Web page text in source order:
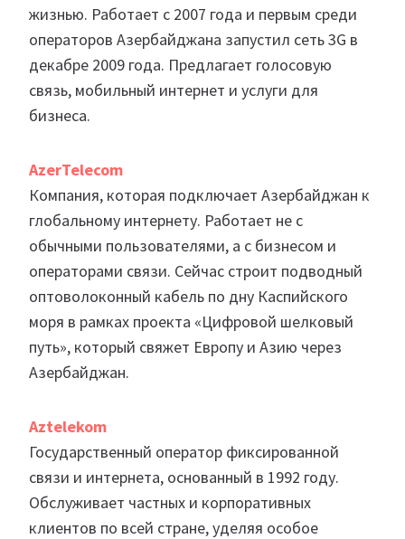
жизнью. Работает с 2007 года и первым среди
операторов Азербайджана запустил сеть 3G в
декабре 2009 года. Предлагает голосовую
связь, мобильный интернет и услуги для
бизнеса.
AzerTelecom
Компания, которая подключает Азербайджан к
глобальному интернету. Работает не с
обычными пользователями, а с бизнесом и
операторами связи. Сейчас строит подводный
оптоволоконный кабель по дну Каспийского
моря в рамках проекта «Цифровой шелковый
путь», который свяжет Европу и Азию через
Азербайджан.
Aztelekom
Государственный оператор фиксированной
связи и интернета, основанный в 1992 году.
Обслуживает частных и корпоративных
клиентов по всей стране, уделяя особое